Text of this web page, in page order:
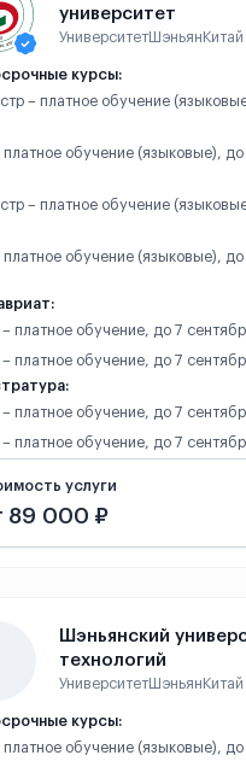
университет
Университет Шэньян Китай
курсы:
– платное обучение
платное обучение (языковые),
– платное обучение
платное обучение (языковые),
– платное обучение, до 7
– платное обучение, до 7
– платное обучение, до 7
– платное обучение, до 7
услуги
89 000 ₽
Шэньянский
технологий
Университет Шэньян Китай
курсы:
платное обучение (языковые),